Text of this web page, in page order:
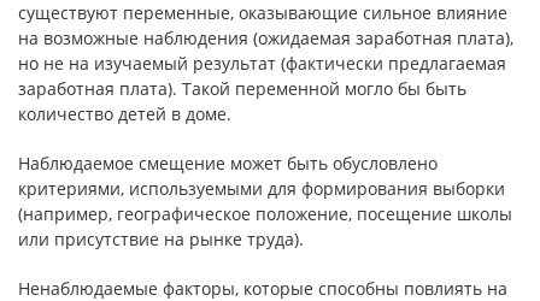
существуют перемен­ные, оказывающие сильное влияние
на возможные наблюдения (ожидаемая заработная плата),
но не на изучаемый результат (фактически предлагаемая
за­работная плата). Такой переменной могло бы быть
количество детей в доме.
Наблюдаемое смещение может быть обусловлено
критериями, ис­пользуемыми для формирования выборки
(например, географическое по­ложение, посещение школы
или присутствие на рынке труда).
Ненаблюдаемые факторы, которые способны повлиять на